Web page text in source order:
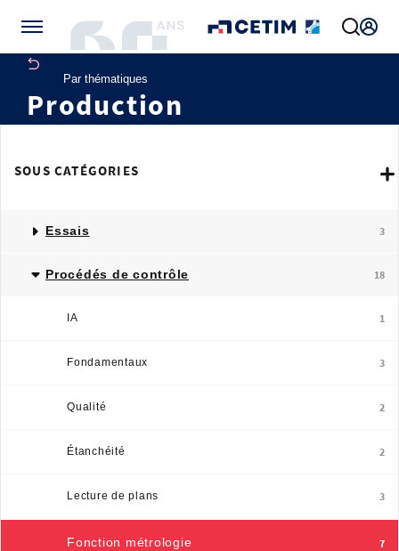
Par thématiques
Production
SOUS CATÉGORIES
Essais 3
Procédés de contrôle 18
IA 1
Fondamentaux 3
Qualité 2
Étanchéité 2
Lecture de plans 3
Fonction métrologie 7